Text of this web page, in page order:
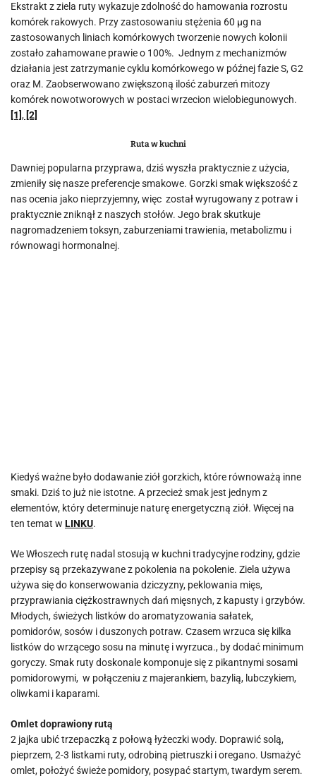
Ekstrakt z ziela ruty wykazuje zdolność do hamowania rozrostu
komórek rakowych. Przy zastosowaniu stężenia 60 µg na
zastosowanych liniach komórkowych tworzenie nowych kolonii
zostało zahamowane prawie o 100%. Jednym z mechanizmów
działania jest zatrzymanie cyklu komórkowego w późnej fazie S, G2
oraz M. Zaobserwowano zwiększoną ilość zaburzeń mitozy
komórek nowotworowych w postaci wrzecion wielobiegunowych.
[1], [2]
Ruta w kuchni
Dawniej popularna przyprawa, dziś wyszła praktycznie z użycia,
zmieniły się nasze preferencje smakowe. Gorzki smak większość z
nas ocenia jako nieprzyjemny, więc został wyrugowany z potraw i
praktycznie zniknął z naszych stołów. Jego brak skutkuje
nagromadzeniem toksyn, zaburzeniami trawienia, metabolizmu i
równowagi hormonalnej.
Kiedyś ważne było dodawanie ziół gorzkich, które równoważą inne
smaki. Dziś to już nie istotne. A przecież smak jest jednym z
elementów, który determinuje naturę energetyczną ziół. Więcej na
ten temat w LINKU.
We Włoszech rutę nadal stosują w kuchni tradycyjne rodziny, gdzie
przepisy są przekazywane z pokolenia na pokolenie. Ziela używa
używa się do konserwowania dziczyzny, peklowania mięs,
przyprawiania ciężkostrawnych dań mięsnych, z kapusty i grzybów.
Młodych, świeżych listków do aromatyzowania sałatek,
pomidorów, sosów i duszonych potraw. Czasem wrzuca się kilka
listków do wrzącego sosu na minutę i wyrzuca., by dodać minimum
goryczy. Smak ruty doskonale komponuje się z pikantnymi sosami
pomidorowymi, w połączeniu z majerankiem, bazylią, lubczykiem,
oliwkami i kaparami.
Omlet doprawiony rutą
2 jajka ubić trzepaczką z połową łyżeczki wody. Doprawić solą,
pieprzem, 2-3 listkami ruty, odrobiną pietruszki i oregano. Usmażyć
omlet, położyć świeże pomidory, posypać startym, twardym serem.